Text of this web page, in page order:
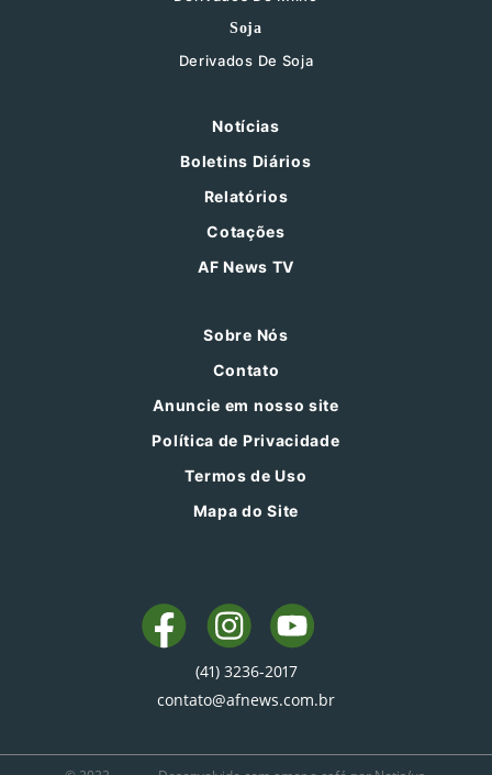
Soja
Derivados De Soja
Notícias
Boletins Diários
Relatórios
Cotações
AF News TV
Sobre Nós
Contato
Anuncie em nosso site
Política de Privacidade
Termos de Uso
Mapa do Site
(41) 3236-2017
contato@afnews.com.br